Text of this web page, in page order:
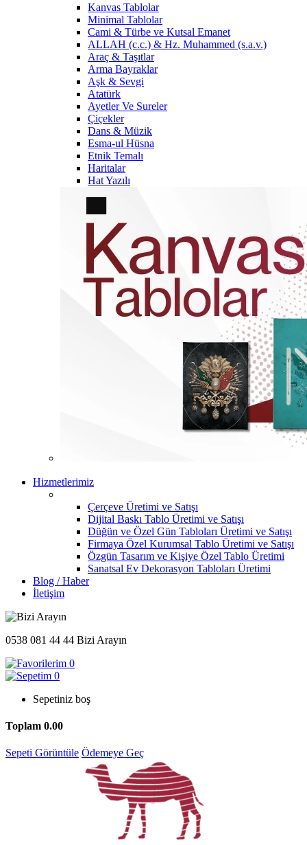
Kanvas Tablolar
Minimal Tablolar
Cami & Türbe ve Kutsal Emanet
ALLAH (c.c.) & Hz. Muhammed (s.a.v.)
Araç & Taşıtlar
Arma Bayraklar
Aşk & Sevgi
Atatürk
Ayetler Ve Sureler
Çiçekler
Dans & Müzik
Esma-ul Hüsna
Etnik Temalı
Haritalar
Hat Yazılı
Hizmetlerimiz
Çerçeve Üretimi ve Satışı
Dijital Baskı Tablo Üretimi ve Satışı
Düğün ve Özel Gün Tabloları Üretimi ve Satışı
Firmaya Özel Kurumsal Tablo Üretimi ve Satışı
Özgün Tasarım ve Kişiye Özel Tablo Üretimi
Sanatsal Ev Dekorasyon Tabloları Üretimi
Blog / Haber
İletişim
0538 081 44 44 Bizi Arayın
0
0
Sepetiniz boş
Toplam 0.00
Sepeti Görüntüle Ödemeye Geç